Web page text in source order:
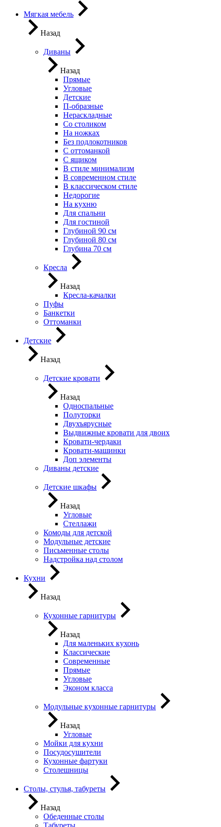
Мягкая мебель
Назад
Диваны
Назад
Прямые
Угловые
Детские
П-образные
Нераскладные
Со столиком
На ножках
Без подлокотников
С оттоманкой
С ящиком
В стиле минимализм
В современном стиле
В классическом стиле
Недорогие
На кухню
Для спальни
Для гостиной
Глубиной 90 см
Глубиной 80 см
Глубина 70 см
Кресла
Назад
Кресла-качалки
Пуфы
Банкетки
Оттоманки
Детские
Назад
Детские кровати
Назад
Односпальные
Полуторки
Двухъярусные
Выдвижные кровати для двоих
Кровати-чердаки
Кровати-машинки
Доп элементы
Диваны детские
Детские шкафы
Назад
Угловые
Стеллажи
Комоды для детской
Модульные детские
Письменные столы
Надстройка над столом
Кухни
Назад
Кухонные гарнитуры
Назад
Для маленьких кухонь
Классические
Современные
Прямые
Угловые
Эконом класса
Модульные кухонные гарнитуры
Назад
Угловые
Мойки для кухни
Посудосушители
Кухонные фартуки
Столешницы
Столы, стулья, табуреты
Назад
Обеденные столы
Табуреты